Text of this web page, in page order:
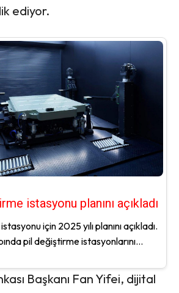
ediyor.
istasyonu planını açıkladı
için 2025 yılı planını açıkladı.
pil değiştirme istasyonlarını...
Başkanı Fan Yifei, dijital